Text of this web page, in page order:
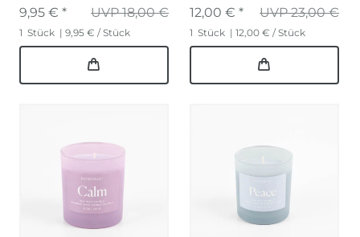
UVP 18,00 €
9,95 € *
1 Stück | 9,95 € / Stück
UVP 23,00 €
12,00 € *
1 Stück | 12,00 € / Stück